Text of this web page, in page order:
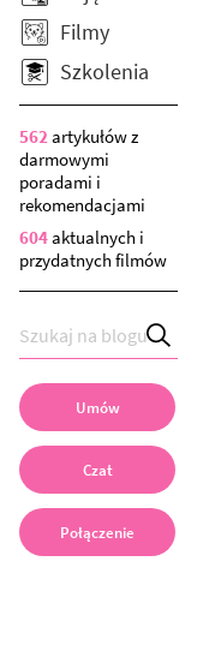
Filmy
Szkolenia
562artykułów z
darmowymi
poradami i
rekomendacjami
604aktualnych i
przydatnych filmów
Umów
Czat
Połączenie